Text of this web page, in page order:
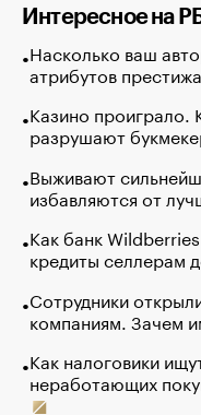
Интересное на
Насколько ваш
атрибутов
Казино проиграло.
разрушают
Выживают
избавляются от
Как банк
кредиты селлерам
Сотрудники
компаниям. Зачем
Как налоговики
неработающих